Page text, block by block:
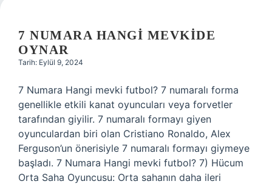
7 NUMARA HANGI MEVKIDE
OYNAR
Tarih: Eylül 9, 2024
7 Numara Hangi mevki futbol? 7 numaralı forma
genellikle etkili kanat oyuncuları veya forvetler
tarafından giyilir. 7 numaralı formayı giyen
oyunculardan biri olan Cristiano Ronaldo, Alex
Ferguson’un önerisiyle 7 numaralı formayı giymeye
başladı. 7 Numara Hangi mevki futbol? 7) Hücum
Orta Saha Oyuncusu: Orta sahanın daha ileri